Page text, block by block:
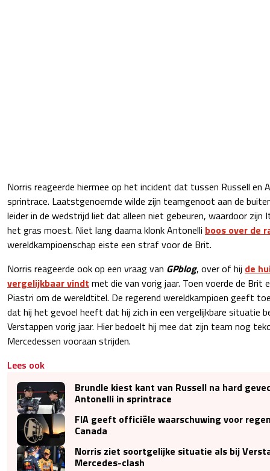
Norris reageerde hiermee op het incident dat tussen Russell en
sprintrace. Laatstgenoemde wilde zijn teamgenoot aan de
leider in de wedstrijd liet dat alleen niet gebeuren, waardoor zijn
het gras moest. Niet lang daarna klonk Antonelli boos over de
wereldkampioenschap eiste een straf voor de Brit.
Norris reageerde ook op een vraag van GPblog, over of hij de
vergelijkbaar vindt met die van vorig jaar. Toen voerde de Brit
Piastri om de wereldtitel. De regerend wereldkampioen geeft
dat hij het gevoel heeft dat hij zich in een vergelijkbare situatie
Verstappen vorig jaar. Hier bedoelt hij mee dat zijn team nog
Mercedessen vooraan strijden.
Lees ook
Brundle kiest kant van Russell na hard
Antonelli in sprintrace
FIA geeft officiële waarschuwing voor
Canada
Norris ziet soortgelijke situatie als bij
Mercedes-clash